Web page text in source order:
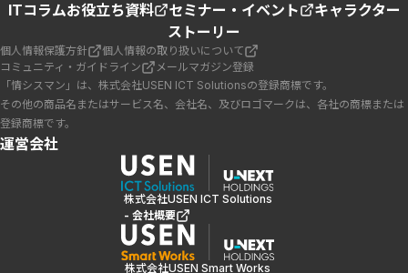
ITコラムお役立ち資料 セミナー・イベント
キャラクター
ストーリー
個人情報保護方針
個人情報の取り扱いについて
コミュニティ・ガイドライン
メールマガジン登録
「情シスマン」は、株式会社USEN ICT Solutionsの登録商標です。
その他の商品名またはサービス名、会社名、及びロゴマークは、各社の商標または
登録商標です。
運営会社
株式会社USEN ICT Solutions
- 会社概要
株式会社USEN Smart Works